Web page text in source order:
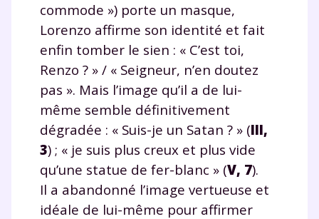
commode ») porte un masque,
Lorenzo affirme son identité et fait
enfin tomber le sien : « C’est toi,
Renzo ? » / « Seigneur, n’en doutez
pas ». Mais l’image qu’il a de lui-
même semble définitivement
dégradée : « Suis-je un Satan ? » (III,
3) ; « je suis plus creux et plus vide
qu’une statue de fer-blanc » (V, 7).
Il a abandonné l’image vertueuse et
idéale de lui-même pour affirmer